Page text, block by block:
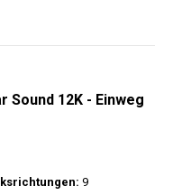
Sound 12K - Einweg
9